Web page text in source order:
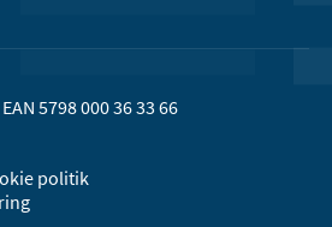
EAN 5798 000 36 33 66
politik